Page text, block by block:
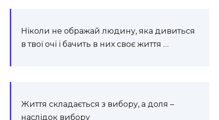
Ніколи не ображай людину, яка дивиться
в твої очі і бачить в них своє життя …
Життя складається з вибору, а доля –
наслідок вибору